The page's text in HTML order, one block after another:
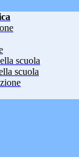
scuola
scuola